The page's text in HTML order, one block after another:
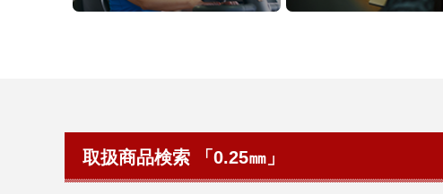
取扱商品検索 「0.25㎜」